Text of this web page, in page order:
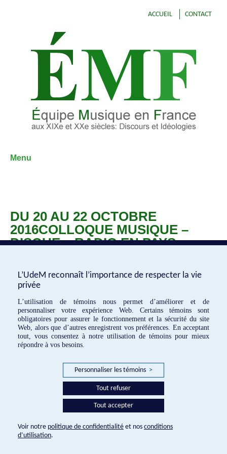
ACCUEIL CONTACT
Menu
DU 20 AU 22 OCTOBRE
2016COLLOQUE MUSIQUE –
DISQUE – RADIO EN PAYS
Du 20 au 22 octobre 2016
Séminaire : « Musique et
propagande »(MUL 6253)
Subvention Connexion du CRSH
L’UdeM reconnaît l’importance de respecter la vie
privée
L’utilisation de témoins nous permet d’améliorer et de
personnaliser votre expérience Web. Certains témoins sont
obligatoires pour assurer le fonctionnement et la sécurité du site
Web, alors que d’autres enregistrent vos préférences. En acceptant
tout, vous consentez à notre utilisation de témoins pour mieux
répondre à vos besoins.
Personnaliser les témoins >
Tout refuser
Tout accepter
Voir notre politique de confidentialité et nos conditions
d’utilisation.